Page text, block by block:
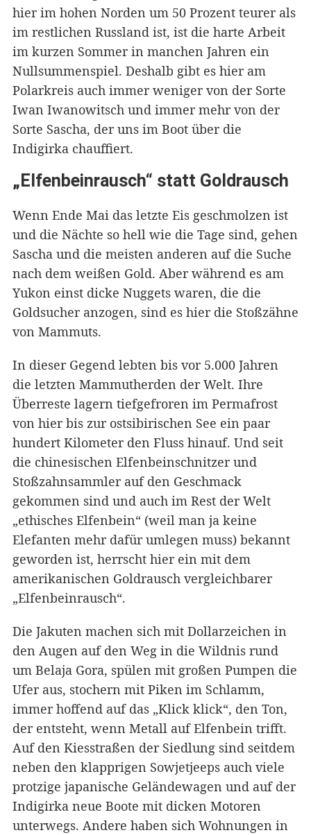
hier im hohen Norden um 50 Prozent teurer als
im restlichen Russland ist, ist die harte Arbeit
im kurzen Sommer in manchen Jahren ein
Nullsummenspiel. Deshalb gibt es hier am
Polarkreis auch immer weniger von der Sorte
Iwan Iwanowitsch und immer mehr von der
Sorte Sascha, der uns im Boot über die
Indigirka chauffiert.
„Elfenbeinrausch“ statt Goldrausch
Wenn Ende Mai das letzte Eis geschmolzen ist
und die Nächte so hell wie die Tage sind, gehen
Sascha und die meisten anderen auf die Suche
nach dem weißen Gold. Aber während es am
Yukon einst dicke Nuggets waren, die die
Goldsucher anzogen, sind es hier die Stoßzähne
von Mammuts.
In dieser Gegend lebten bis vor 5.000 Jahren
die letzten Mammutherden der Welt. Ihre
Überreste lagern tiefgefroren im Permafrost
von hier bis zur ostsibirischen See ein paar
hundert Kilometer den Fluss hinauf. Und seit
die chinesischen Elfenbeinschnitzer und
Stoßzahnsammler auf den Geschmack
gekommen sind und auch im Rest der Welt
„ethisches Elfenbein“ (weil man ja keine
Elefanten mehr dafür umlegen muss) bekannt
geworden ist, herrscht hier ein mit dem
amerikanischen Goldrausch vergleichbarer
„Elfenbeinrausch“.
Die Jakuten machen sich mit Dollarzeichen in
den Augen auf den Weg in die Wildnis rund
um Belaja Gora, spülen mit großen Pumpen die
Ufer aus, stochern mit Piken im Schlamm,
immer hoffend auf das „Klick klick“, den Ton,
der entsteht, wenn Metall auf Elfenbein trifft.
Auf den Kiesstraßen der Siedlung sind seitdem
neben den klapprigen Sowjetjeeps auch viele
protzige japanische Geländewagen und auf der
Indigirka neue Boote mit dicken Motoren
unterwegs. Andere haben sich Wohnungen in